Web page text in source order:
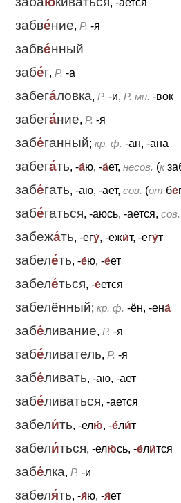
забве́ние, Р. -я
забве́нный
забе́г, Р. -а
забега́ловка, Р. -и, Р. мн. -вок
забега́ние, Р. -я
забе́ганный; кр. ф. -ан, -ана
забега́ть, -а́ю, -а́ет, несов. (к
забе́гать, -аю, -ает, сов. (от бе́
забе́гаться, -аюсь, -ается, сов.
забежа́ть, -егу́, -ежи́т, -егу́т
забеле́ть, -е́ю, -е́ет
забеле́ться, -е́ется
забелённый; кр. ф. -ён, -ена́
забе́ливание, Р. -я
забе́ливатель, Р. -я
забе́ливать, -аю, -ает
забе́ливаться, -ается
забели́ть, -елю́, -е́ли́т
забели́ться, -елю́сь, -е́ли́тся
забе́лка, Р. -и
забеля́ть, -я́ю, -я́ет